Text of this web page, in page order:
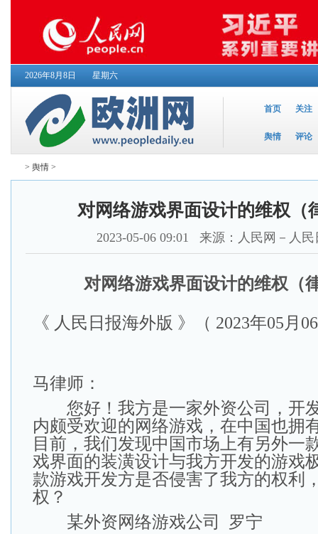
2026年8月8日 星期六
首页 关注
舆情 评论
> 舆情 >
对网络游戏界面设计的维权（
2023-05-06 09:01 来源：人民网－人民
对网络游戏界面设计的维权（
《 人民日报海外版 》（ 2023年05月
马律师：
您好！我方是一家外资公司，开
内颇受欢迎的网络游戏，在中国也拥
目前，我们发现中国市场上有另外一
戏界面的装潢设计与我方开发的游戏
款游戏开发方是否侵害了我方的权利
权？
某外资网络游戏公司 罗宁